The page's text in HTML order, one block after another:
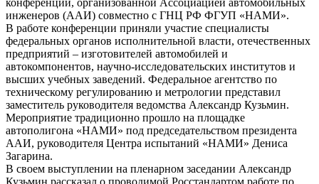
инженеров (ААИ) совместно с ГНЦ РФ ФГУП «НАМИ».
В работе конференции приняли участие специалисты
федеральных органов исполнительной власти, отечественных
предприятий – изготовителей автомобилей и
автокомпонентов, научно-исследовательских институтов и
высших учебных заведений. Федеральное агентство по
техническому регулированию и метрологии представил
заместитель руководителя ведомства Александр Кузьмин.
Мероприятие традиционно прошло на площадке
автополигона «НАМИ» под председательством президента
ААИ, руководителя Центра испытаний «НАМИ» Дениса
Загарина.
В своем выступлении на пленарном заседании Александр
Кузьмин рассказал о проводимой Росстандартом работе по